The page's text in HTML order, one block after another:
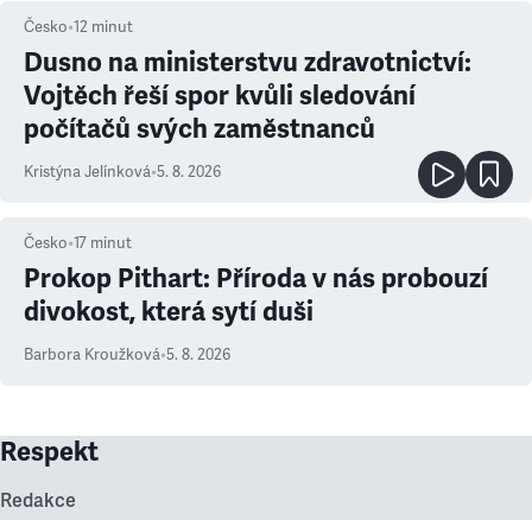
Česko•12 minut
Dusno na ministerstvu zdravotnictví:
Vojtěch řeší spor kvůli sledování
počítačů svých zaměstnanců
Kristýna Jelínková•5. 8. 2026
Česko•17 minut
Prokop Pithart: Příroda v nás probouzí
divokost, která sytí duši
Barbora Kroužková•5. 8. 2026
Respekt
Redakce